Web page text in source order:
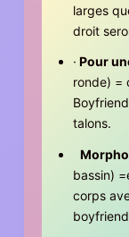
larges
droit
· Pour
ronde) =
talons.
bassin)
corps